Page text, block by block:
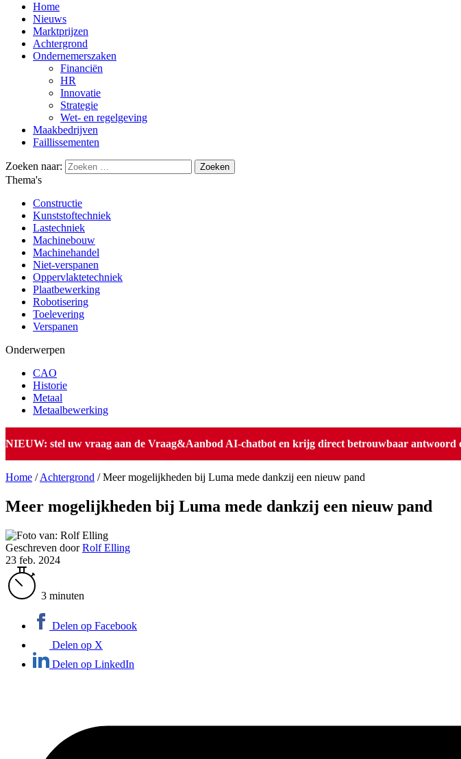
Home
Nieuws
Marktprijzen
Achtergrond
Ondernemerszaken
Financiën
HR
Innovatie
Strategie
Wet- en regelgeving
Maakbedrijven
Faillissementen
Zoeken naar:
Thema's
Constructie
Kunststoftechniek
Lastechniek
Machinebouw
Machinehandel
Niet-verspanen
Oppervlaktetechniek
Plaatbewerking
Robotisering
Toelevering
Verspanen
Onderwerpen
CAO
Historie
Metaal
Metaalbewerking
NIEUW: stel uw vraag aan de Vraag&Aanbod AI-chatbot en krijg direct betrouwbaar antwoord
Home /Achtergrond /Meer mogelijkheden bij Luma mede dankzij een nieuw pand
Meer mogelijkheden bij Luma mede dankzij een nieuw pand
Geschreven doorRolf Elling
23 feb. 2024
3 minuten
Delen op Facebook
Delen op X
Delen op LinkedIn